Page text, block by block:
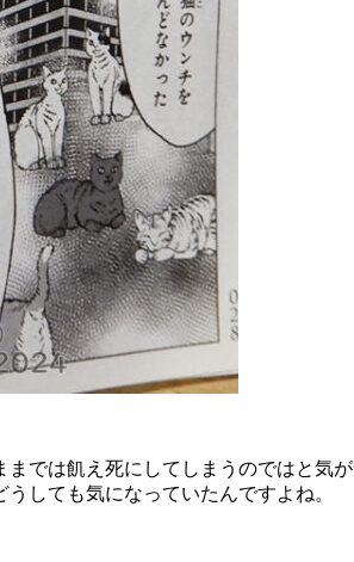
までは飢え死にしてしまうのではと
しても気になっていたんですよね。